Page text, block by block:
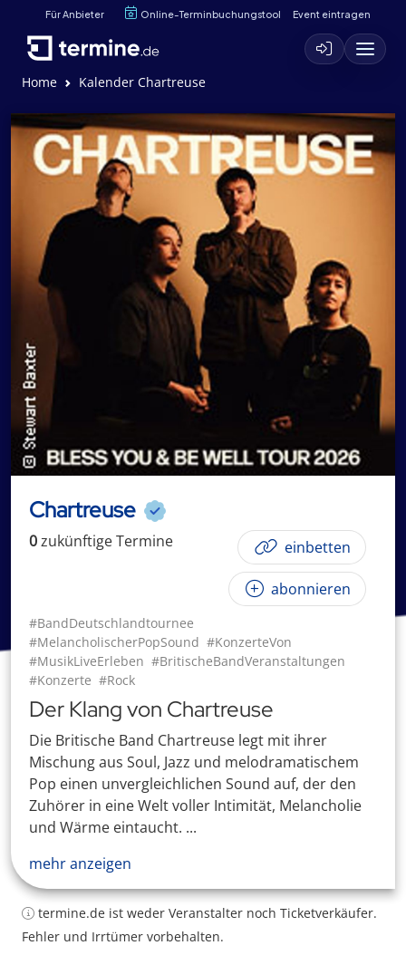
Für Anbieter Online-Terminbuchungstool Event eintragen
Home Kalender Chartreuse
Chartreuse
0zukünftigeTermine einbetten
abonnieren
#BandDeutschlandtournee
#MelancholischerPopSound #KonzerteVon
#MusikLiveErleben #BritischeBandVeranstaltungen
#Konzerte #Rock
Der Klang von Chartreuse
Die Britische Band Chartreuse legt mit ihrer
Mischung aus Soul, Jazz und melodramatischem
Pop einen unvergleichlichen Sound auf, der den
Zuhörer in eine Welt voller Intimität, Melancholie
und Wärme eintaucht. ...
mehr anzeigen
termine.de ist weder Veranstalter noch Ticketverkäufer.
Fehler und Irrtümer vorbehalten.